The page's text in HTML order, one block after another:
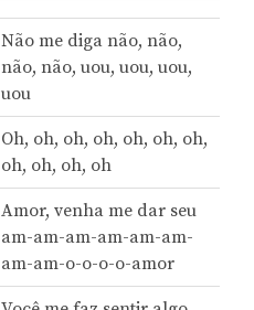
Não me diga não, não,
não, não, uou, uou, uou,
uou
Oh, oh, oh, oh, oh, oh, oh,
oh, oh, oh, oh
Amor, venha me dar seu
am-am-am-am-am-am-
am-am-o-o-o-o-amor